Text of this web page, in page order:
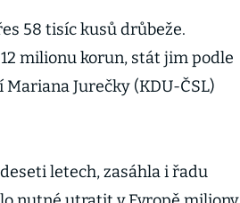
58 tisíc kusů drůbeže.
milionu korun, stát jim podle
Jurečky (KDU-ČSL)
letech, zasáhla i řadu